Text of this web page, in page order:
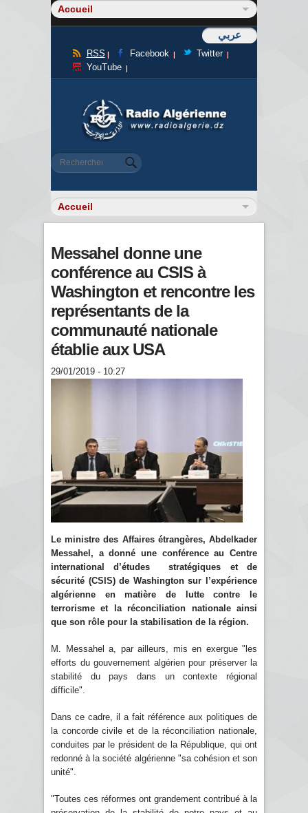
عربي
RSS Facebook
Twitter
YouTube
Formulaire de recherche
Rechercher
Messahel donne une
conférence au CSIS à
Washington et rencontre les
représentants de la
communauté nationale
établie aux USA
29/01/2019 - 10:27
Le ministre des Affaires étrangères, Abdelkader
Messahel, a donné une conférence au Centre
international d’études stratégiques et de
sécurité (CSIS) de Washington sur l’expérience
algérienne en matière de lutte contre le
terrorisme et la réconciliation nationale ainsi
que son rôle pour la stabilisation de la région.
M. Messahel a, par ailleurs, mis en exergue "les
efforts du gouvernement algérien pour préserver la
stabilité du pays dans un contexte régional
difficile".
Dans ce cadre, il a fait référence aux politiques de
la concorde civile et de la réconciliation nationale,
conduites par le président de la République, qui ont
redonné à la société algérienne "sa cohésion et son
unité".
"Toutes ces réformes ont grandement contribué à la